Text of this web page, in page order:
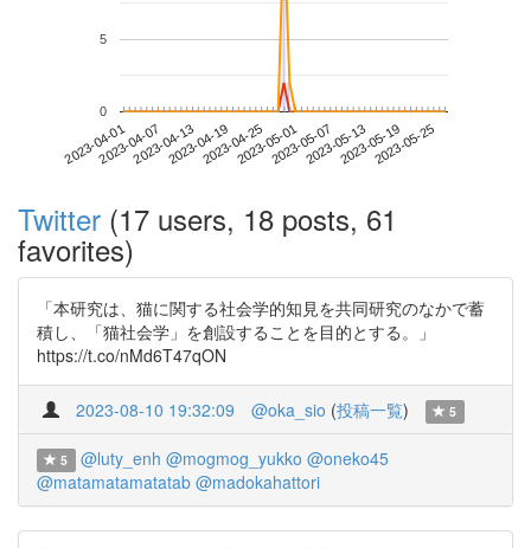
2023-04-012023-04-072023-04-132023-04-192023-04-252023-05-012023-05-072023-05-132023-05-192023-05-25
0
5
Twitter (17 users, 18 posts, 61
favorites)
「本研究は、猫に関する社会学的知見を共同研究のなかで蓄
積し、「猫社会学」を創設することを目的とする。」
https://t.co/nMd6T47qON
2023-08-10 19:32:09 @oka_sio (投稿一覧) 5
5 @luty_enh @mogmog_yukko @oneko45
@matamatamatatab @madokahattori